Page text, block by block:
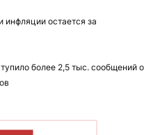
остается за
более 2,5 тыс. сообщений о